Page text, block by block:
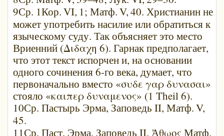
9Ср. 1Кор.VI, 1; Матф.V,40. Христианин не
может употребить насилие или обратиться к
языческому суду. Так объясняет это место
Вриенний (Διδαχη 6). Гарнак предполагает,
что этот текст испорчен и, на основании
одного сочинения 6-го века, думает, что
первоначально вместо «συδε γαρ δυνασαι»
стояло «καιπερ δυναμενος» (1 Theil 6).
10Ср. Пастырь Эрма, Заповедь II, Матф.V,
45.
11Ср. Паст. Эрма, Заповедь II. Ἀθωος Матф.